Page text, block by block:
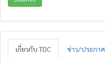
เกี่ยวกับ TDC ข่าว/ประกาศ